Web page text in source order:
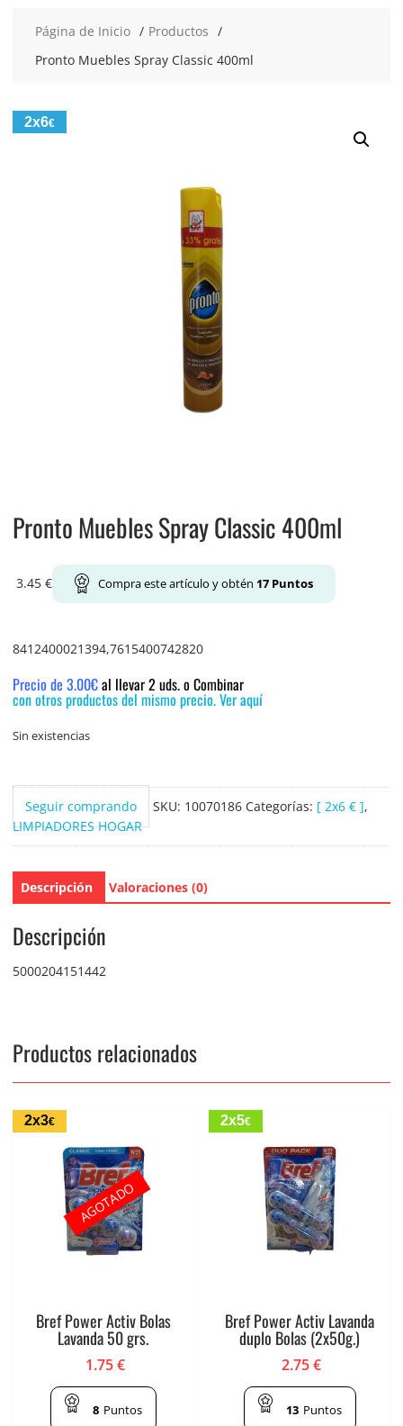
Página de Inicio
Productos
Pronto Muebles Spray Classic 400ml
2x6€
Pronto Muebles Spray Classic 400ml
3.45 € Compra este artículo y obtén 17Puntos
8412400021394,7615400742820
Precio de 3.00€al llevar 2 uds. o Combinar
con otros productos del mismo precio. Ver aquí
Sin existencias
Seguir comprando SKU: 10070186 Categorías: [ 2x6 € ],
LIMPIADORES HOGAR
Descripción Valoraciones (0)
Descripción
5000204151442
Productos relacionados
2x3€
Bref Power Activ Bolas
Lavanda 50 grs.
1.75€
8 Puntos
AGOTADO
2x5€
Bref Power Activ Lavanda
duplo Bolas (2x50g.)
2.75€
13 Puntos